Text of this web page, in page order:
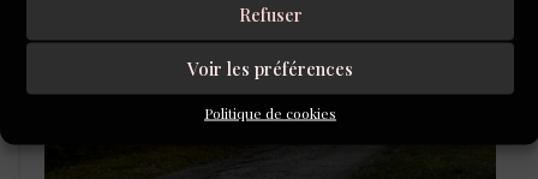
Refuser
Voir les préférences
Politique de cookies